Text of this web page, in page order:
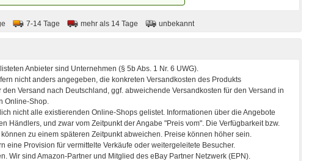
7-14 Tage mehr als 14 Tage unbekannt